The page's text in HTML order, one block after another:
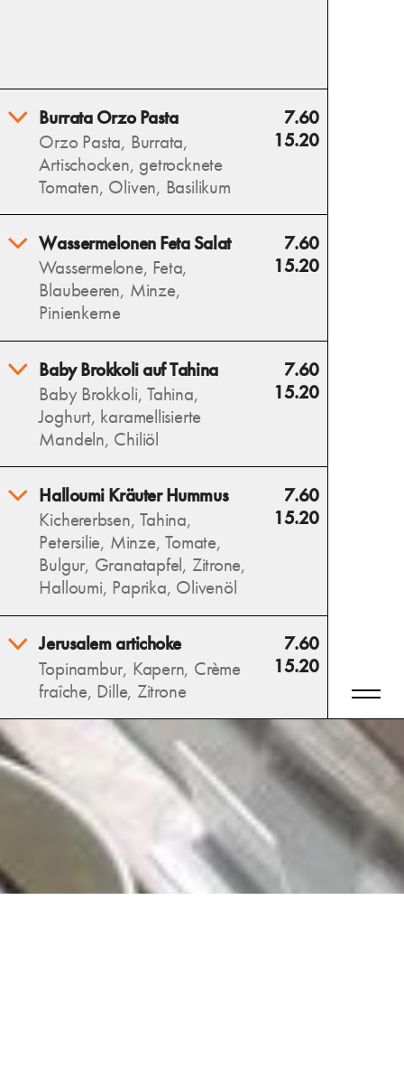
Burrata Orzo Pasta
Orzo Pasta, Burrata,
Artischocken, getrocknete
Tomaten, Oliven, Basilikum
7.60
15.20
Allergens
Burrata Orzo Pasta vereint
cremige Burrata, zarte Orzo,
aromatische Artischocken,
getrocknete Tomaten, Oliven
und frischen Basilikum – ein
mediterraner Genuss.
Wassermelonen Feta Salat
Wassermelone, Feta,
Blaubeeren, Minze,
Pinienkerne
7.60
15.20
Erfrischende Wassermelone,
salziger Feta und süße
Blaubeeren vereinen sich mit
Minze zu einem sommerlich-
leichten Salat.
Baby Brokkoli auf Tahina
Baby Brokkoli, Tahina,
Joghurt, karamellisierte
Mandeln, Chiliöl
7.60
15.20
Wilder, gerösteter Brokkoli
auf cremiger Tahina trifft auf
karamellisierte Mandeln und
eine würzige Note von
Chiliöl – ein intensives
Geschmackserlebnis.
Halloumi Kräuter Hummus
Kichererbsen, Tahina,
Petersilie, Minze, Tomate,
Bulgur, Granatapfel, Zitrone,
Halloumi, Paprika, Olivenöl
7.60
15.20
Allergens
Cremiger Hummus als Basis,
darauf ein frisches,
abgewandeltes Taboulé und
gegrillter Halloumi – ein
köstlicher Mix aus Kräutern,
Frische und herzhaftem
Genuss!
Jerusalem artichoke
Topinambur, Kapern, Crème
fraîche, Dille, Zitrone
7.60
15.20
Knusprige Jerusalem
Artischocke, serviert auf einer
frischen Dill Kapern Zitronen
Creme. Ein harmonisches
Zusammenspiel aus erdiger
Textur und spritziger,
cremiger Frische.